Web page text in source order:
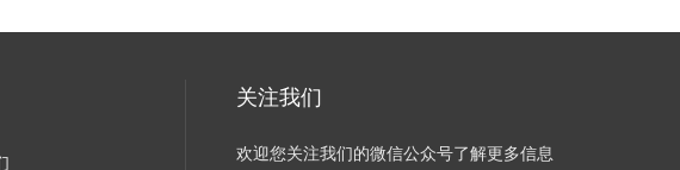
关注我们
欢迎您关注我们的微信公众号了解更多信息